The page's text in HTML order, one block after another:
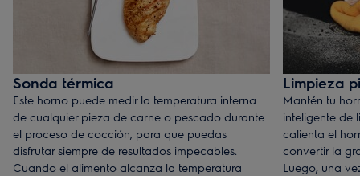
Sonda térmica
Este horno puede medir la temperatura interna
de cualquier pieza de carne o pescado durante
el proceso de cocción, para que puedas
disfrutar siempre de resultados impecables.
Cuando el alimento alcanza la temperatura
Limpieza
Mantén tu
inteligente de
calienta el
convertir la
Luego, una